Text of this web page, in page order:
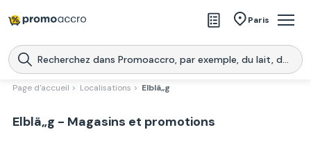
Paris
Magasins
Produits
Promoaccro
Page d'accueil > Localisations > Elblä„g
Elblä„g - Magasins et promotions